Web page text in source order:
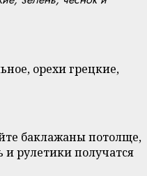
орехи грецкие,
баклажаны потолще,
и рулетики получатся